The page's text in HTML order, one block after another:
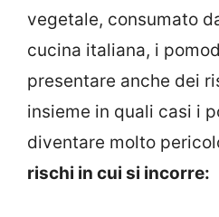
vegetale, consumato
cucina italiana, i
presentare anche dei
insieme in quali casi i
diventare molto
rischi in cui si incorre: